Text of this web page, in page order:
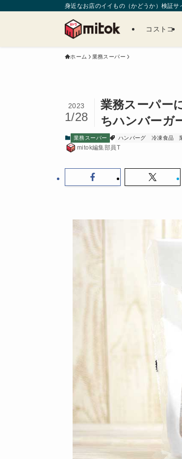
身近なお店のイイもの（かどうか）検証サ
コストコ
ホーム 業務スーパー
業務スーパー
ちハンバーガ
2023
1/28
業務スーパー ハンバーグ 冷凍食品
mitok編集部員T